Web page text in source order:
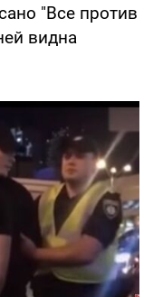
"Все против
видна